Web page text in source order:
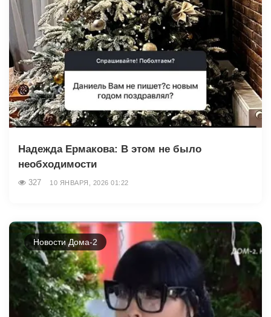
Надежда Ермакова: В этом не было
необходимости
327 10 ЯНВАРЯ, 2026 01:22
Новости Дома-2